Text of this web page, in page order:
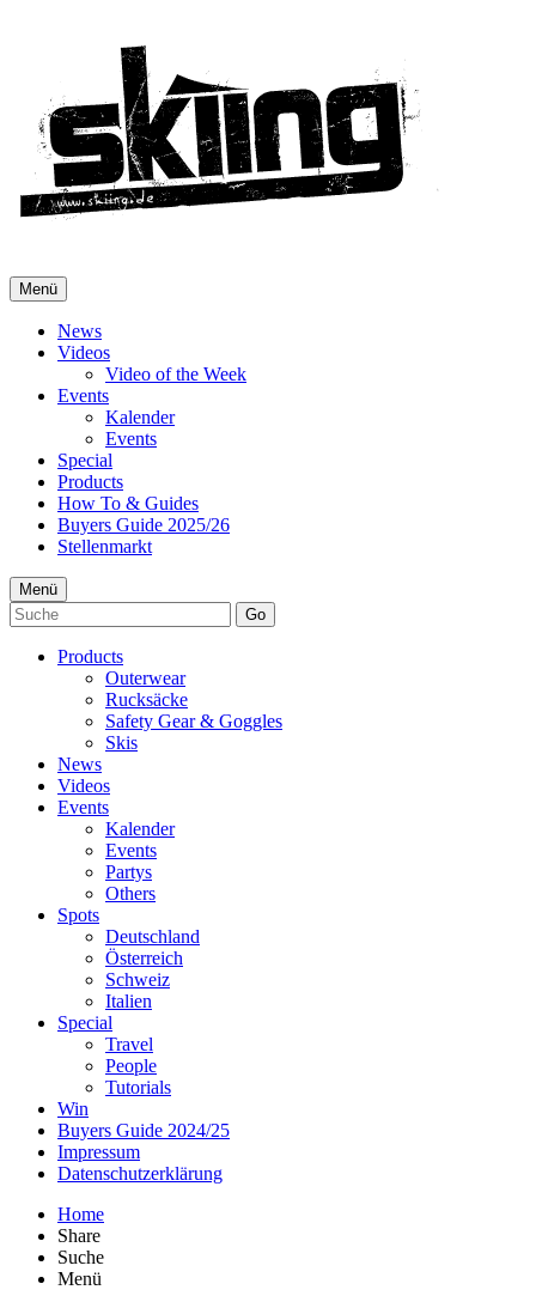
Menü
News
Videos
Video of the Week
Events
Kalender
Events
Special
Products
How To & Guides
Buyers Guide 2025/26
Stellenmarkt
Menü
Go
Products
Outerwear
Rucksäcke
Safety Gear & Goggles
Skis
News
Videos
Events
Kalender
Events
Partys
Others
Spots
Deutschland
Österreich
Schweiz
Italien
Special
Travel
People
Tutorials
Win
Buyers Guide 2024/25
Impressum
Datenschutzerklärung
Home
Share
Suche
Menü